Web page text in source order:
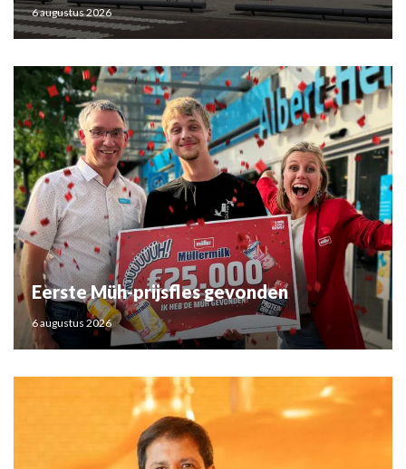
6 augustus 2026
Eerste Müh-prijsfles gevonden
6 augustus 2026